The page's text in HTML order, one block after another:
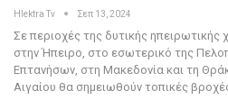
Hlektra Tv Σεπ 13, 2024
Σε περιοχές της δυτικής
στην Ήπειρο, στο εσωτερικό της
Επτανήσων, στη Μακεδονία και τη
Αιγαίου θα σημειωθούν τοπικές